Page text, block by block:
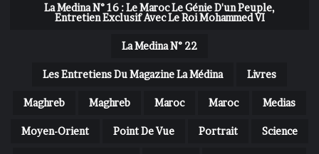
La Medina N° 16 : Le Maroc Le Génie D'un Peuple,
Entretien Exclusif Avec Le Roi Mohammed VI
La Medina N° 22
Les Entretiens Du Magazine La Médina Livres
Maghreb Maghreb Maroc Maroc Medias
Moyen-Orient Point De Vue Portrait Science